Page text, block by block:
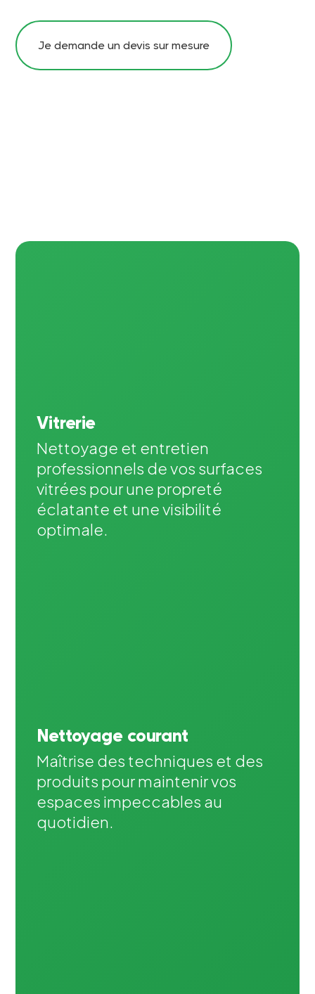
Je demande un devis sur mesure
Vitrerie
Nettoyage et entretien
professionnels de vos surfaces
vitrées pour une propreté
éclatante et une visibilité
optimale.
Nettoyage courant
Maîtrise des techniques et des
produits pour maintenir vos
espaces impeccables au
quotidien.